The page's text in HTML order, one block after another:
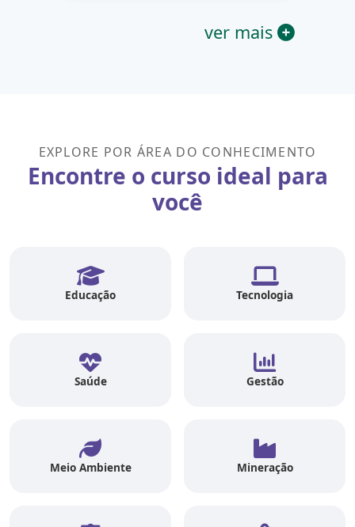
ver mais
EXPLORE POR ÁREA DO CONHECIMENTO
Encontre o curso ideal para
você
Educação Tecnologia
Saúde Gestão
Meio Ambiente Mineração